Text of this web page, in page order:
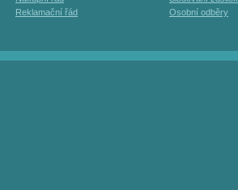
Reklamační řád
Osobní odběry